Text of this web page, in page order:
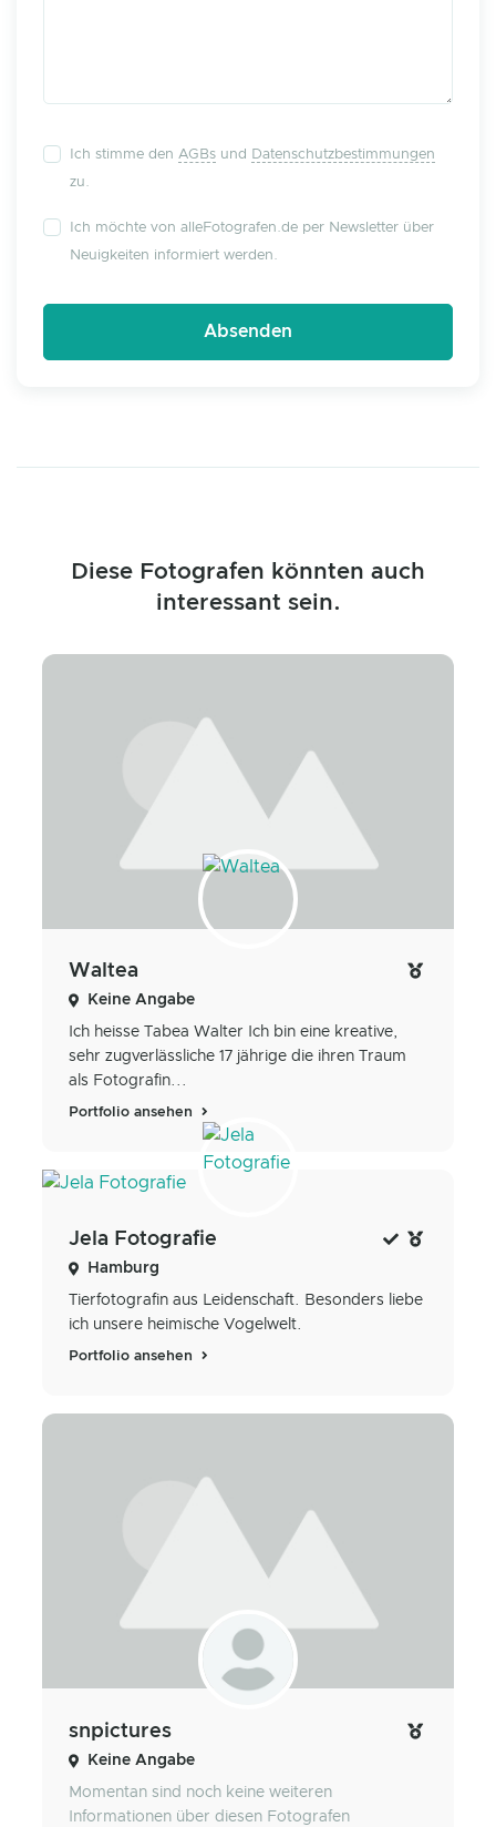
Ich stimme den AGBs und
Datenschutzbestimmungen
zu.
Ich möchte von alleFotografen.de per Newsletter über
Neuigkeiten informiert werden.
Diese Fotografen könnten auch
interessant sein.
Waltea
Keine Angabe
Ich heisse Tabea Walter Ich bin eine kreative,
sehr zugverlässliche 17 jährige die ihren Traum
als Fotografin...
Portfolio ansehen
Jela Fotografie
Hamburg
Tierfotografin aus Leidenschaft. Besonders liebe
ich unsere heimische Vogelwelt.
Portfolio ansehen
snpictures
Keine Angabe
Momentan sind noch keine weiteren
Informationen über diesen Fotografen